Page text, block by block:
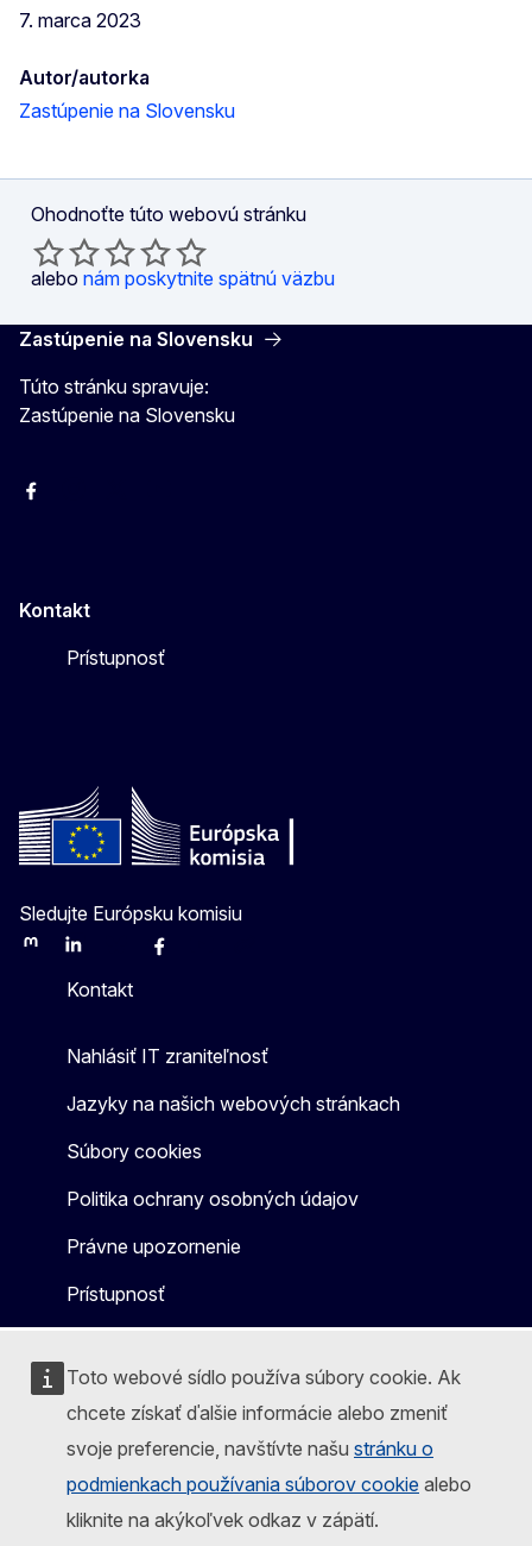
Toto webové sídlo používa súbory cookie. Ak
chcete získať ďalšie informácie alebo zmeniť
svoje preferencie, navštívte našu stránku o
podmienkach používania súborov cookie alebo
kliknite na akýkoľvek odkaz v zápätí.
7. marca 2023
Autor/autorka
Zastúpenie na Slovensku
Ohodnoťte túto webovú stránku
alebo nám poskytnite spätnú väzbu
Zastúpenie na Slovensku
Túto stránku spravuje:
Zastúpenie na Slovensku
Facebook
Kontakt
Prístupnosť
Sledujte Európsku komisiu
MastodonLinkedInBlueskyFacebook
Kontakt
Nahlásiť IT zraniteľnosť
Jazyky na našich webových stránkach
Súbory cookies
Politika ochrany osobných údajov
Právne upozornenie
Prístupnosť